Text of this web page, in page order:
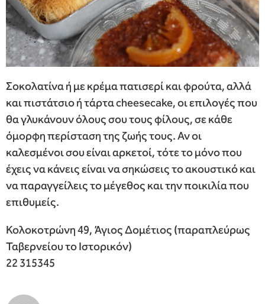
Σοκολατίνα ή με κρέμα πατισερί και φρούτα, αλλά
και πιστάτσιο ή τάρτα cheesecake, οι επιλογές που
θα γλυκάνουν όλους σου τους φίλους, σε κάθε
όμορφη περίσταση της ζωής τους. Αν οι
καλεσμένοι σου είναι αρκετοί, τότε το μόνο που
έχεις να κάνεις είναι να σηκώσεις το ακουστικό και
να παραγγείλεις το μέγεθος και την ποικιλία που
επιθυμείς.
Κολοκοτρώνη 49, Άγιος Δομέτιος (παραπλεύρως
Ταβερνείου το Ιστορικόν)
22 315345